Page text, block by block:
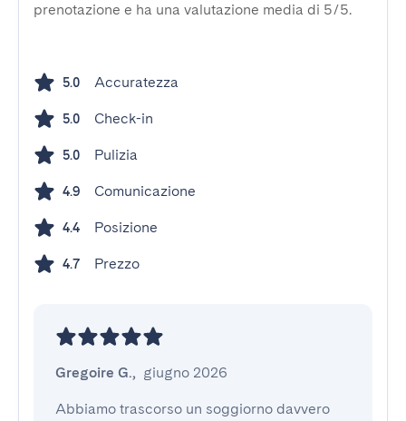
prenotazione e ha una valutazione media di 5/5.
5.0 Accuratezza
5.0 Check-in
5.0 Pulizia
4.9 Comunicazione
4.4 Posizione
4.7 Prezzo
Gregoire G., giugno 2026
Abbiamo trascorso un soggiorno davvero